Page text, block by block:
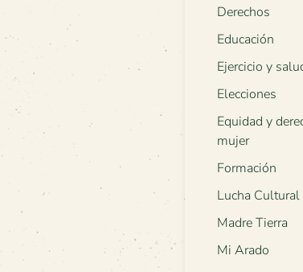
Derechos
Educación
Ejercicio y
Elecciones
Equidad y
mujer
Formación
Lucha Cultural
Madre Tierra
Mi Arado